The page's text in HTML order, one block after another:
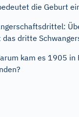
die Geburt
das dritte
kam es 1905 in